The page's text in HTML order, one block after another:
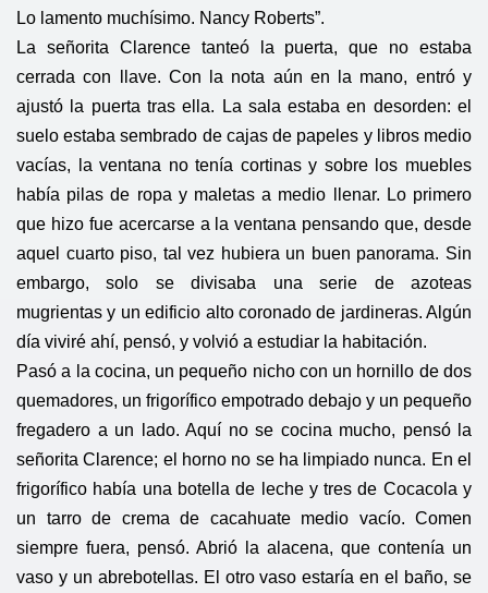
Lo lamento muchísimo. Nancy Roberts”.
La señorita Clarence tanteó la puerta, que no estaba
cerrada con llave. Con la nota aún en la mano, entró y
ajustó la puerta tras ella. La sala estaba en desorden: el
suelo estaba sembrado de cajas de papeles y libros medio
vacías, la ventana no tenía cortinas y sobre los muebles
había pilas de ropa y maletas a medio llenar. Lo primero
que hizo fue acercarse a la ventana pensando que, desde
aquel cuarto piso, tal vez hubiera un buen panorama. Sin
embargo, solo se divisaba una serie de azoteas
mugrientas y un edificio alto coronado de jardineras. Algún
día viviré ahí, pensó, y volvió a estudiar la habitación.
Pasó a la cocina, un pequeño nicho con un hornillo de dos
quemadores, un frigorífico empotrado debajo y un pequeño
fregadero a un lado. Aquí no se cocina mucho, pensó la
señorita Clarence; el horno no se ha limpiado nunca. En el
frigorífico había una botella de leche y tres de Cocacola y
un tarro de crema de cacahuate medio vacío. Comen
siempre fuera, pensó. Abrió la alacena, que contenía un
vaso y un abrebotellas. El otro vaso estaría en el baño, se